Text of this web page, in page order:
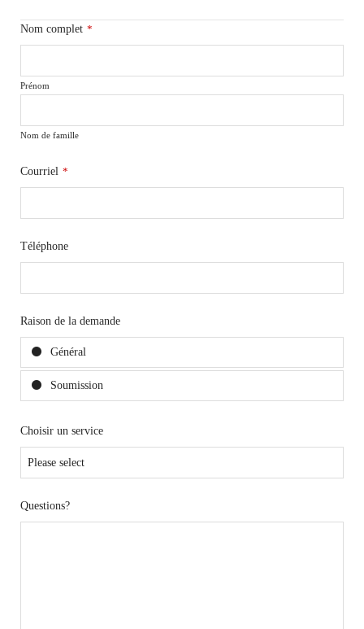
Nom complet *
Prénom
Nom de famille
Courriel *
Téléphone
Raison de la demande
Général
Soumission
Choisir un service
Questions?